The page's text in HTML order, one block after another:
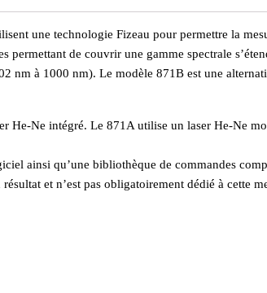
une technologie Fizeau pour permettre la
permettant de couvrir une gamme spectrale
nm à 1000 nm). Le modèle 871B est une
He-Ne intégré. Le 871A utilise un laser He-Ne
ainsi qu’une bibliothèque de commandes
et n’est pas obligatoirement dédié à cette